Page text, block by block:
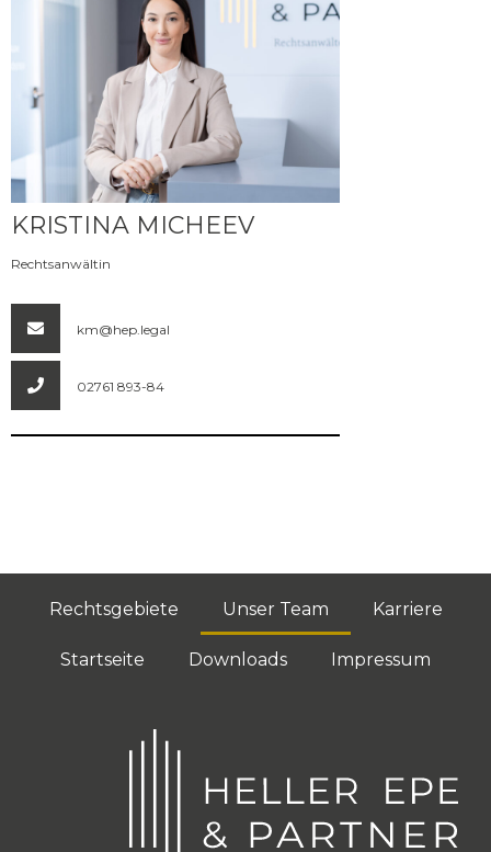
Mehr erfahren
KRISTINA MICHEEV
Rechtsanwältin
km@hep.legal
02761 893-84
Rechtsgebiete Unser Team Karriere
Startseite Downloads Impressum